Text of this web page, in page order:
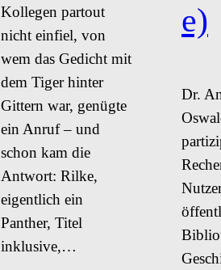
Kollegen partout
nicht einfiel, von
wem das Gedicht mit
dem Tiger hinter
Gittern war, genügte
ein Anruf – und
schon kam die
Antwort: Rilke,
eigentlich ein
Panther, Titel
inklusive,…
e)
Dr.